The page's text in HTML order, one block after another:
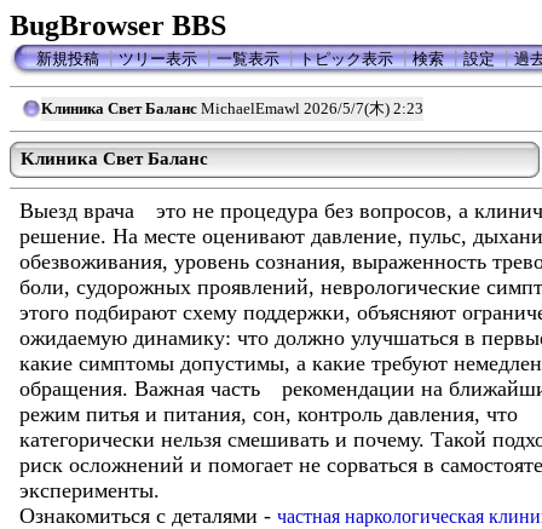
BugBrowser BBS
新規投稿┃ツリー表示┃一覧表示┃トピック表示┃検索┃設定┃過
Kлиника Свет Баланс MichaelEmawl 2026/5/7(木) 2:23
Kлиника Свет Баланс
Bыезд врача это не процедура без вопросов, а
решение. На месте оценивают давление, пульс,
обезвоживания, уровень сознания, выраженность
боли, судорожных проявлений, неврологические
этого подбирают схему поддержки, объясняют
ожидаемую динамику: что должно улучшаться в
какие симптомы допустимы, а какие требуют
обращения. Важная часть рекомендации на
режим питья и питания, сон, контроль давления, что
категорически нельзя смешивать и почему. Такой
риск осложнений и помогает не сорваться в
эксперименты.
Ознакомиться с деталями - частная наркологическая